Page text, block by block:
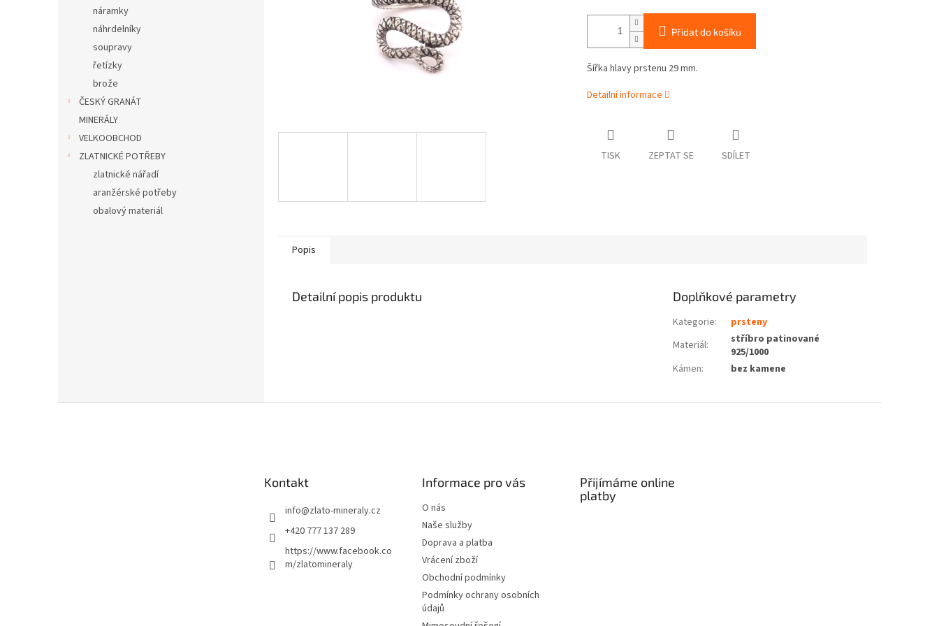
náramky
náhrdelníky
soupravy
řetízky
brože
ČESKÝ GRANÁT
MINERÁLY
VELKOOBCHOD
ZLATNICKÉ POTŘEBY
zlatnické nářadí
aranžérské potřeby
obalový materiál
Přidat do košíku
Šířka hlavy prstenu 29 mm.
Detailní informace
TISK ZEPTAT SE SDÍLET
Popis
Detailní popis produktu Doplňkové parametry
Kategorie:
prsteny
Materiál:
stříbro patinované
925/1000
Kámen: bez kamene
Kontakt
info@zlato-mineraly.cz
+420 777 137 289
https://www.facebook.co
m/zlatomineraly
Informace pro vás
O nás
Naše služby
Doprava a platba
Vrácení zboží
Obchodní podmínky
Podmínky ochrany osobních
údajů
Přijímáme online
platby